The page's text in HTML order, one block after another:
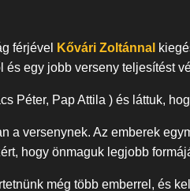
férjével Kővári Zoltánnal
egy jobb verseny teljesítést
Péter, Pap Attila ) és láttuk,
a versenynek. Az emberek
hogy önmaguk legjobb
még több emberrel, és